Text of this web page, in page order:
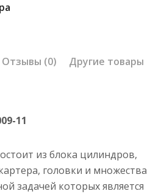
Отзывы (0) Другие товары
11
из блока цилиндров,
головки и множества
задачей которых является